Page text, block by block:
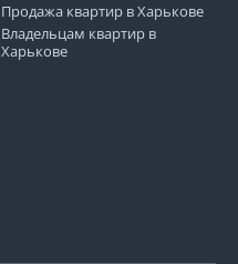
Продажа квартир в Харькове
Владельцам квартир в
Харькове